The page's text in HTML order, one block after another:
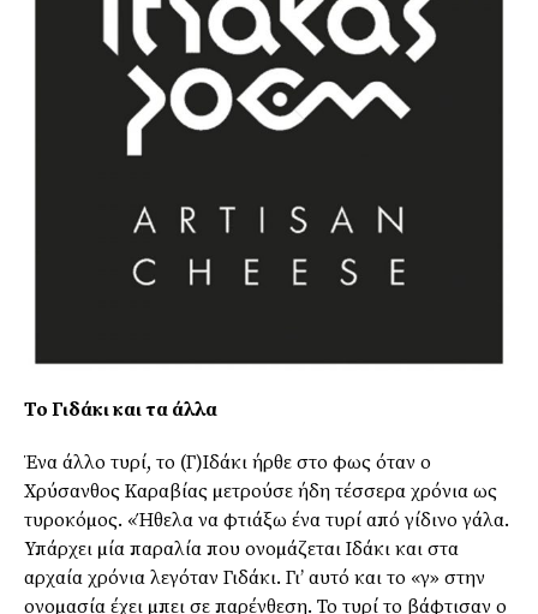
Το Γιδάκι και τα άλλα
Ένα άλλο τυρί, το (Γ)Ιδάκι ήρθε στο φως όταν ο
Χρύσανθος Καραβίας µετρούσε ήδη τέσσερα χρόνια ως
τυροκόµος. «Ήθελα να φτιάξω ένα τυρί από γίδινο γάλα.
Υπάρχει µία παραλία που ονοµάζεται Ιδάκι και στα
αρχαία χρόνια λεγόταν Γιδάκι. Γι’ αυτό και το «γ» στην
ονοµασία έχει µπει σε παρένθεση. Το τυρί το βάφτισαν ο